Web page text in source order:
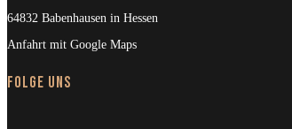
64832 Babenhausen in Hessen
Anfahrt mit Google Maps
Folge uns